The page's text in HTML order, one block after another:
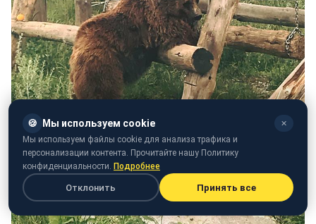
🍪 Мы используем cookie ✕
Мы используем файлы cookie для анализа трафика и
персонализации контента. Прочитайте нашу Политику
конфиденциальности. Подробнее
Отклонить Принять все